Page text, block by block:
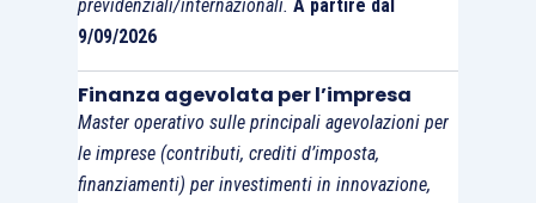
previdenziali/internazionali. A partire dal
9/09/2026
Finanza agevolata per l’impresa
Master operativo sulle principali agevolazioni per
le imprese (contributi, crediti d’imposta,
finanziamenti) per investimenti in innovazione,